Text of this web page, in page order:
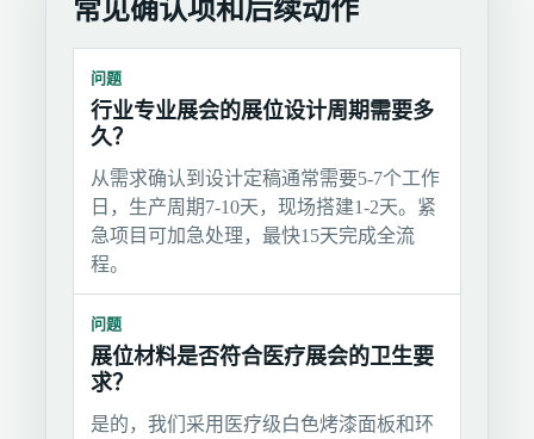
常见确认项和后续动作
问题
行业专业展会的展位设计周期需要多
久？
从需求确认到设计定稿通常需要5-7个工作
日，生产周期7-10天，现场搭建1-2天。紧
急项目可加急处理，最快15天完成全流
程。
问题
展位材料是否符合医疗展会的卫生要
求？
是的，我们采用医疗级白色烤漆面板和环